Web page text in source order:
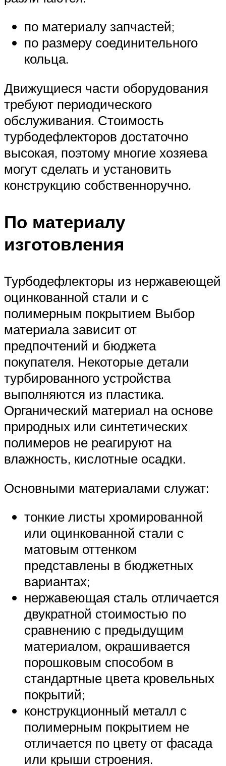
по материалу запчастей;
по размеру соединительного
кольца.
Движущиеся части оборудования
требуют периодического
обслуживания. Стоимость
турбодефлекторов достаточно
высокая, поэтому многие хозяева
могут сделать и установить
конструкцию собственноручно.
По материалу
изготовления
Турбодефлекторы из нержавеющей
оцинкованной стали и с
полимерным покрытием Выбор
материала зависит от
предпочтений и бюджета
покупателя. Некоторые детали
турбированного устройства
выполняются из пластика.
Органический материал на основе
природных или синтетических
полимеров не реагируют на
влажность, кислотные осадки.
Основными материалами служат:
тонкие листы хромированной
или оцинкованной стали с
матовым оттенком
представлены в бюджетных
вариантах;
нержавеющая сталь отличается
двукратной стоимостью по
сравнению с предыдущим
материалом, окрашивается
порошковым способом в
стандартные цвета кровельных
покрытий;
конструкционный металл с
полимерным покрытием не
отличается по цвету от фасада
или крыши строения.